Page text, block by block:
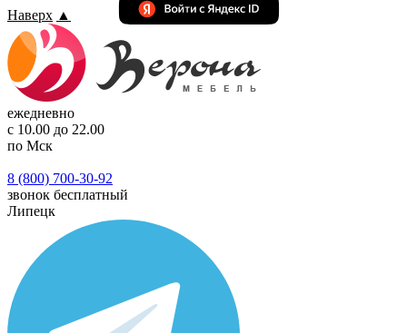
Наверх ▲
ежедневно
с 10.00 до 22.00
по Мск
8 (800) 700-30-92
звонок бесплатный
Липецк